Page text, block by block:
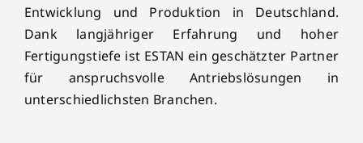
Entwicklung und Produktion in Deutschland.
Dank langjähriger Erfahrung und hoher
Fertigungstiefe ist ESTAN ein geschätzter Partner
für anspruchsvolle Antriebslösungen in
unterschiedlichsten Branchen.